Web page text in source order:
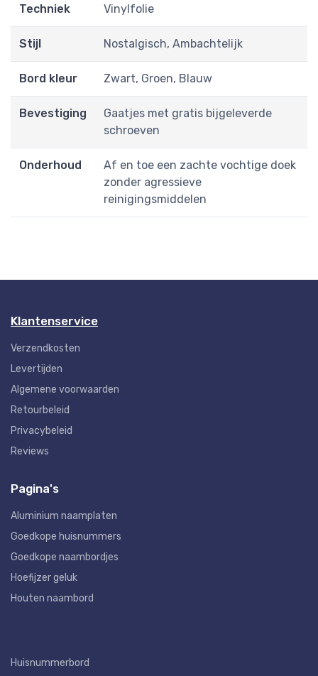
Techniek Vinylfolie
Stijl Nostalgisch, Ambachtelijk
Bord kleur Zwart, Groen, Blauw
Bevestiging
Gaatjes met gratis bijgeleverde
schroeven
Onderhoud
Af en toe een zachte vochtige doek
zonder agressieve
reinigingsmiddelen
Klantenservice
Verzendkosten
Levertijden
Algemene voorwaarden
Retourbeleid
Privacybeleid
Reviews
Pagina's
Aluminium naamplaten
Goedkope huisnummers
Goedkope naambordjes
Hoefijzer geluk
Houten naambord
Huisnummerbord